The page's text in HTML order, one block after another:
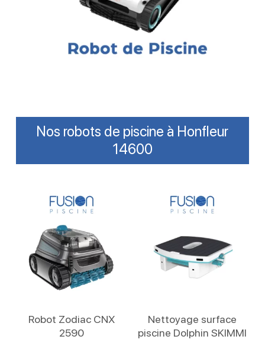
Nos robots de piscine à Honfleur
14600
Robot Zodiac CNX
2590
Nettoyage surface
piscine Dolphin SKIMMI